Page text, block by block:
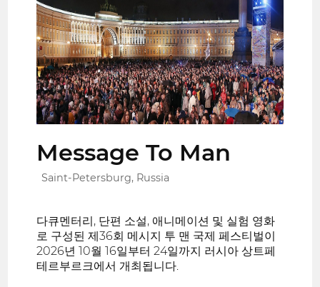
Message To Man
Saint-Petersburg, Russia
다큐멘터리, 단편 소설, 애니메이션 및 실험 영화
로 구성된 제36회 메시지 투 맨 국제 페스티벌이
2026년 10월 16일부터 24일까지 러시아 상트페
테르부르크에서 개최됩니다.